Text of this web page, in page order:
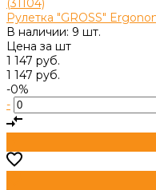
Рулетка "GROSS"
В наличии: 9 шт.
Цена за шт
1 147 руб.
1 147 руб.
-0%
-